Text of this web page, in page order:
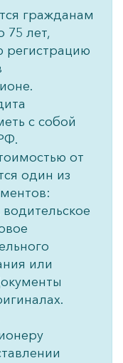
гражданам
75 лет,
с собой
от
один из
или